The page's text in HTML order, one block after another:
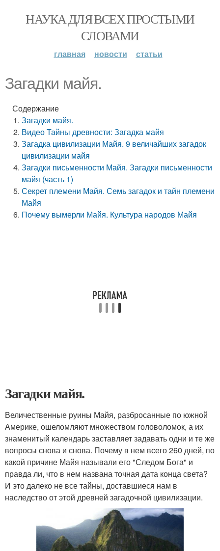
НАУКА ДЛЯ ВСЕХ ПРОСТЫМИ
СЛОВАМИ
главная новости статьи
Загадки майя.
Содержание
Загадки майя.
Видео Тайны древности: Загадка майя
Загадка цивилизации Майя. 9 величайших загадок
цивилизации майя
Загадки письменности Майя. Загадки письменности
майя (часть 1)
Секрет племени Майя. Семь загадок и тайн племени
Майя
Почему вымерли Майя. Культура народов Майя
Загадки майя.
Величественные руины Майя, разбросанные по южной
Америке, ошеломляют множеством головоломок, а их
знаменитый календарь заставляет задавать одни и те же
вопросы снова и снова. Почему в нем всего 260 дней, по
какой причине Майя называли его "Следом Бога" и
правда ли, что в нем названа точная дата конца света?
И это далеко не все тайны, доставшиеся нам в
наследство от этой древней загадочной цивилизации.